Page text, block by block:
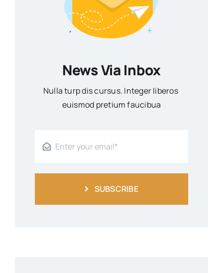
News Via Inbox
Nulla turp dis cursus. Integer liberos
euismod pretium faucibua
SUBSCRIBE